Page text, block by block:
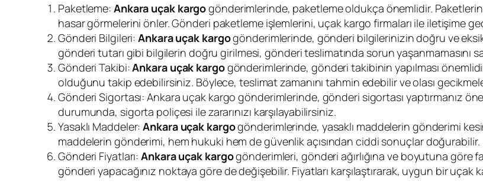
Paketleme: Ankara uçak kargogönderimlerinde, paketleme oldukça önemlidir.
hasar görmelerini önler. Gönderi paketleme işlemlerini, uçak kargo firmaları ile iletişime
Gönderi Bilgileri:Ankara uçak kargogönderimlerinde, gönderi bilgilerinizin doğru ve
gönderi tutarı gibi bilgilerin doğru girilmesi, gönderi teslimatında sorun yaşanmamasını
Gönderi Takibi:Ankara uçak kargogönderimlerinde, gönderi takibinin yapılması
olduğunu takip edebilirsiniz. Böylece, teslimat zamanını tahmin edebilir ve olası
Gönderi Sigortası: Ankara uçak kargo gönderimlerinde, gönderi sigortası yaptırmanız
durumunda, sigorta poliçesi ile zararınızı karşılayabilirsiniz.
Yasaklı Maddeler:Ankara uçak kargogönderimlerinde, yasaklı maddelerin gönderimi
maddelerin gönderimi, hem hukuki hem de güvenlik açısından ciddi sonuçlar doğurabilir.
Gönderi Fiyatları: Ankara uçak kargogönderimleri, gönderi ağırlığına ve boyutuna göre
gönderi yapacağınız noktaya göre de değişebilir. Fiyatları karşılaştırarak, uygun bir uçak